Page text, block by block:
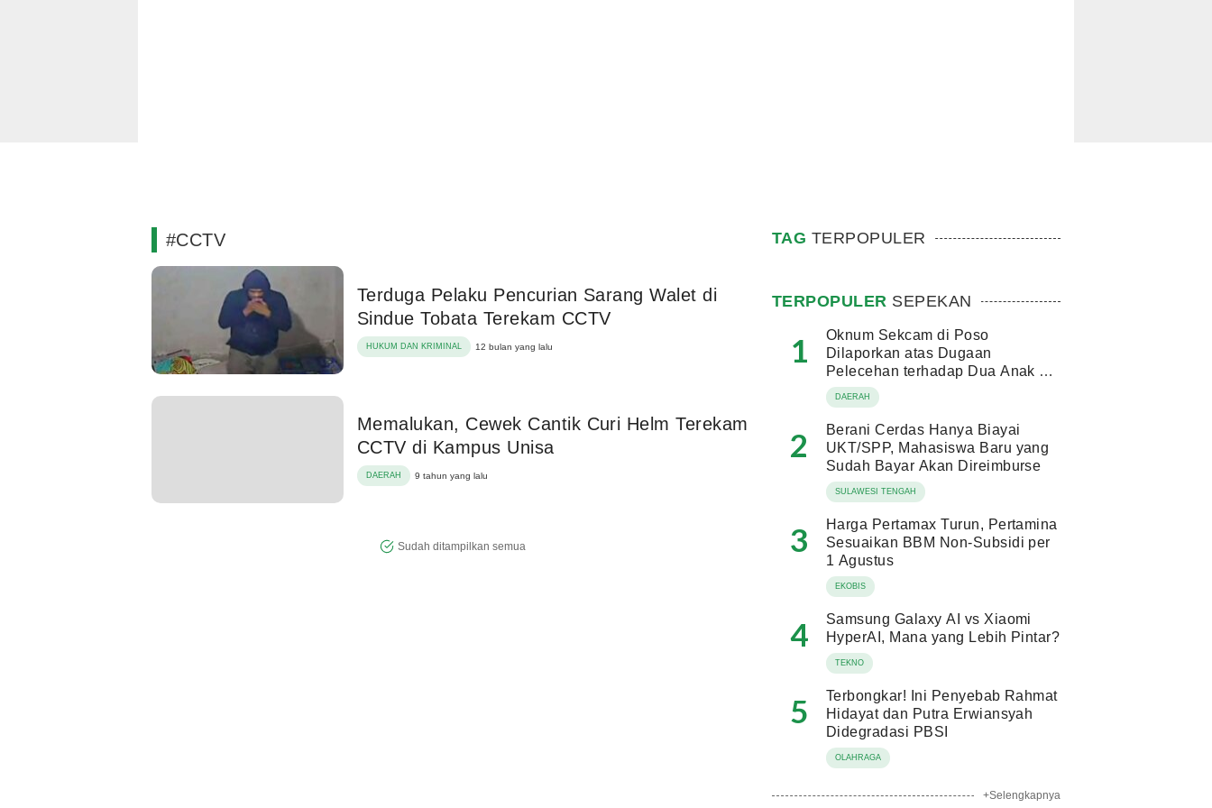
#CCTV
Terduga Pelaku Pencurian Sarang Walet di
Sindue Tobata Terekam CCTV
HUKUM DAN KRIMINAL 12 bulan yang lalu
Memalukan, Cewek Cantik Curi Helm Terekam
CCTV di Kampus Unisa
DAERAH 9 tahun yang lalu
Sudah ditampilkan semua
TAG TERPOPULER
TERPOPULER SEPEKAN
1
Oknum Sekcam di Poso
Dilaporkan atas Dugaan
Pelecehan terhadap Dua Anak di
Bawah Umur
DAERAH
2
Berani Cerdas Hanya Biayai
UKT/SPP, Mahasiswa Baru yang
Sudah Bayar Akan Direimburse
SULAWESI TENGAH
3
Harga Pertamax Turun, Pertamina
Sesuaikan BBM Non-Subsidi per
1 Agustus
EKOBIS
4
Samsung Galaxy AI vs Xiaomi
HyperAI, Mana yang Lebih Pintar?
TEKNO
5
Terbongkar! Ini Penyebab Rahmat
Hidayat dan Putra Erwiansyah
Didegradasi PBSI
OLAHRAGA
+Selengkapnya